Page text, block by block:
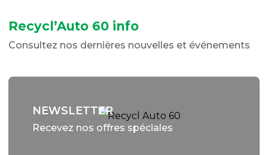
Recycl’Auto 60 info
Consultez nos dernières nouvelles et événements
NEWSLETTER
Recevez nos offres spéciales